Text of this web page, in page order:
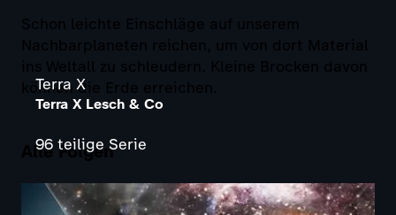
Schon leichte Einschläge auf unserem
Nachbarplaneten reichen, um von dort Material
ins Weltall zu schleudern. Kleine Brocken davon
können die Erde erreichen.
Alle Folgen
Terra X
Terra X Lesch & Co
96 teilige Serie